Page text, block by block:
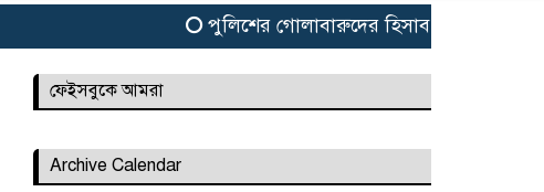
পুলিশের গোলাবারুদের হিসাব কষেই ৫ আগস্টের
ফেইসবুকে আমরা
Archive Calendar